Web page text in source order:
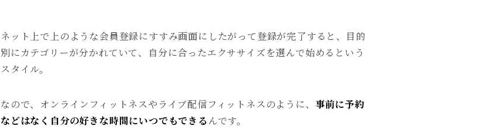
ネット上で上のような会員登録にすすみ画面にしたがって登録が完了すると、目的
別にカテゴリーが分かれていて、自分に合ったエクササイズを選んで始めるという
スタイル。
なので、オンラインフィットネスやライブ配信フィットネスのように、 事前に予約
などはなく自分の好きな時間にいつでもできる んです。